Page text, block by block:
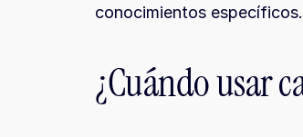
conocimientos específicos.
¿Cuándo usar